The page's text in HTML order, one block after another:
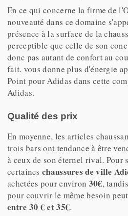
En ce qui concerne la firme de
nouveauté dans ce domaine
présence à la surface de la
perceptible que celle de son
donc pas autant de confort au
fait. vous donne plus d'énergie
Point pour Adidas dans cette
Adidas.
Qualité des prix
En moyenne, les articles
trois bars ont tendance à être
à ceux de son éternel rival. Pour
certaines chaussures de ville
achetées pour environ 30€,
pour couvrir le même besoin
entre 30 € et 35€.